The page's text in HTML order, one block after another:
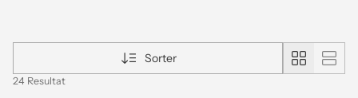
Sorter
24 Resultat